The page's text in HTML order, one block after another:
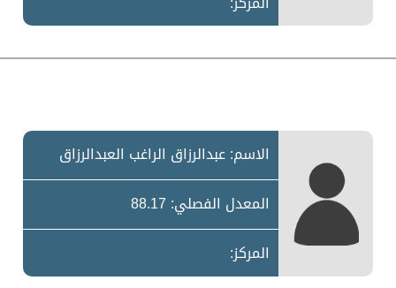
الاسم: عبدالرزاق الراغب العبدالرزاق
المعدل الفصلي: 88.17
المركز: